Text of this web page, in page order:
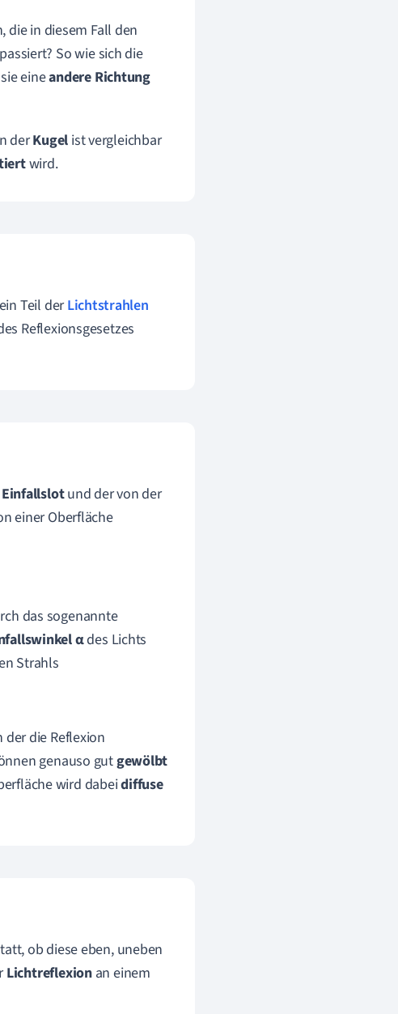
die in diesem Fall den
So wie sich die
eineandere Richtung
derKugel ist vergleichbar
wird.
Teil derLichtstrahlen
Reflexionsgesetzes
Einfallslotund der von der
einer Oberfläche
das sogenannte
αdes Lichts
Strahls
der die Reflexion
genauso gutgewölbt
wird dabeidiffuse
ob diese eben, uneben
Lichtreflexionan einem